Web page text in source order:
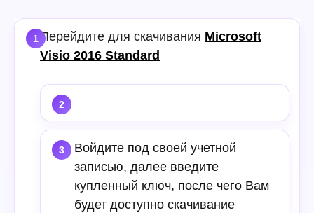
Перейдите для скачивания Microsoft
Visio 2016 Standard
Войдите под своей учетной
записью, далее введите
купленный ключ, после чего Вам
будет доступно скачивание